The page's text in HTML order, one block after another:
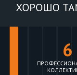
ХОРОШО
6